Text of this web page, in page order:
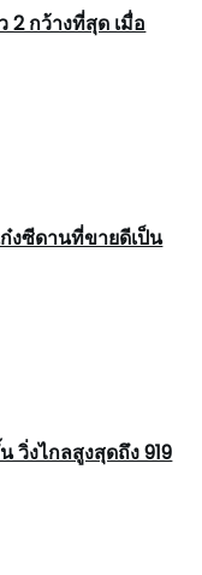
2 กว้างที่สุด เมื่อ
งซีดานที่ขายดีเป็น
วิ่งไกลสูงสุดถึง 919